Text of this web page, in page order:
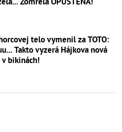
telo vymenil za TOTO:
Takto vyzerá Hájkova nová
v bikinách!